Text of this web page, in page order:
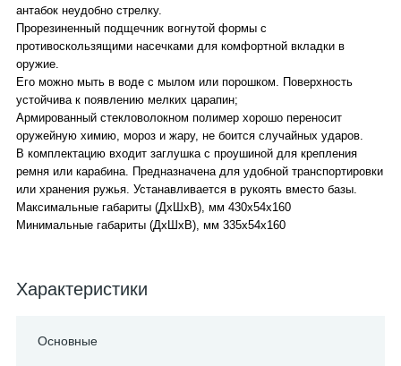
антабок неудобно стрелку.
Прорезиненный подщечник вогнутой формы с
противоскользящими насечками для комфортной вкладки в
оружие.
Его можно мыть в воде с мылом или порошком. Поверхность
устойчива к появлению мелких царапин;
Армированный стекловолокном полимер хорошо переносит
оружейную химию, мороз и жару, не боится случайных ударов.
В комплектацию входит заглушка с проушиной для крепления
ремня или карабина. Предназначена для удобной транспортировки
или хранения ружья. Устанавливается в рукоять вместо базы.
Максимальные габариты (ДхШхВ), мм 430x54x160
Минимальные габариты (ДхШхВ), мм 335x54x160
Характеристики
Основные